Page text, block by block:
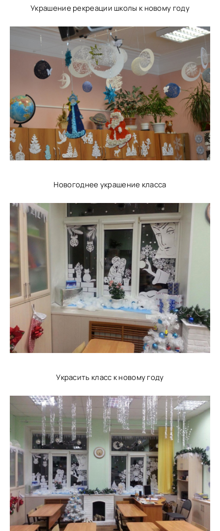
Украшение рекреации школы к новому году
Новогоднее украшение класса
Украсить класс к новому году